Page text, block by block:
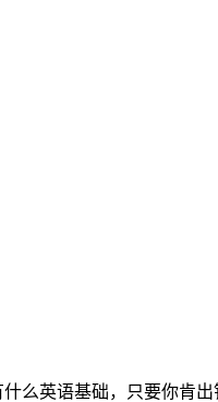
么英语基础，只要你肯